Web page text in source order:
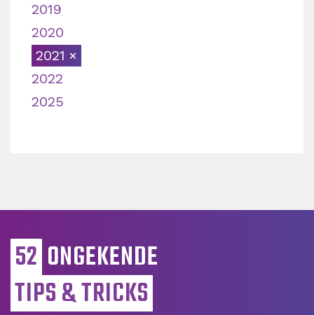
2019
2020
2021
2022
2025
52 ONGEKENDE
TIPS & TRICKS